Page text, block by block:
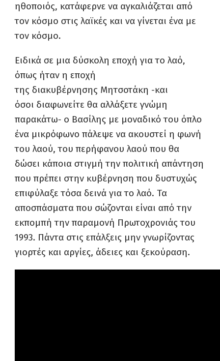
ηθοποιός, κατάφερνε να αγκαλιάζεται από
τον κόσμο στις λαϊκές και να γίνεται ένα με
τον κόσμο.
Ειδικά σε μια δύσκολη εποχή για το λαό,
όπως ήταν η εποχή
της διακυβέρνησης Μητσοτάκη -και
όσοι διαφωνείτε θα αλλάξετε γνώμη
παρακάτω- ο Βασίλης με μοναδικό του όπλο
ένα μικρόφωνο πάλεψε να ακουστεί η φωνή
του λαού, του περήφανου λαού που θα
δώσει κάποια στιγμή την πολιτική απάντηση
που πρέπει στην κυβέρνηση που δυστυχώς
επιφύλαξε τόσα δεινά για το λαό. Τα
αποσπάσματα που σώζονται είναι από την
εκπομπή την παραμονή Πρωτοχρονιάς του
1993. Πάντα στις επάλξεις μην γνωρίζοντας
γιορτές και αργίες, άδειες και ξεκούραση.